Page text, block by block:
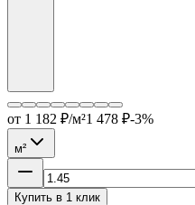
от 1 182 ₽/м²1 478 ₽-3%
м²
Купить в 1 клик